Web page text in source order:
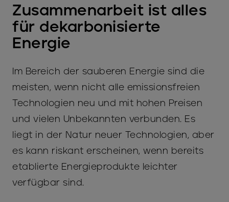
Zusammenarbeit ist alles
für dekarbonisierte
Energie
Im Bereich der sauberen Energie sind die
meisten, wenn nicht alle emissionsfreien
Technologien neu und mit hohen Preisen
und vielen Unbekannten verbunden. Es
liegt in der Natur neuer Technologien, aber
es kann riskant erscheinen, wenn bereits
etablierte Energieprodukte leichter
verfügbar sind.